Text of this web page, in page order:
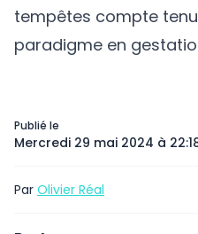
Publié le
Mercredi 29 mai 2024 à
Par Olivier Réal
tempêtes compte
paradigme en